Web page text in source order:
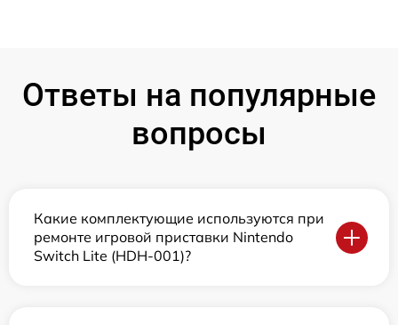
Ответы на популярные
вопросы
Какие комплектующие используются при
ремонте игровой приставки Nintendo
Switch Lite (HDH-001)?